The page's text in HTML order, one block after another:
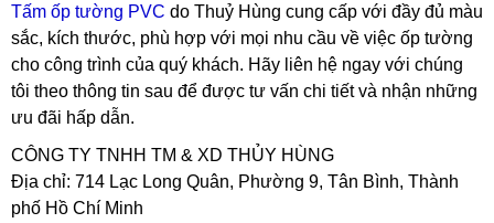
Tấm ốp tường PVC do Thuỷ Hùng cung cấp với đầy đủ màu
sắc, kích thước, phù hợp với mọi nhu cầu về việc ốp tường
cho công trình của quý khách. Hãy liên hệ ngay với chúng
tôi theo thông tin sau để được tư vấn chi tiết và nhận những
ưu đãi hấp dẫn.
CÔNG TY TNHH TM & XD THỦY HÙNG
Địa chỉ: 714 Lạc Long Quân, Phường 9, Tân Bình, Thành
phố Hồ Chí Minh